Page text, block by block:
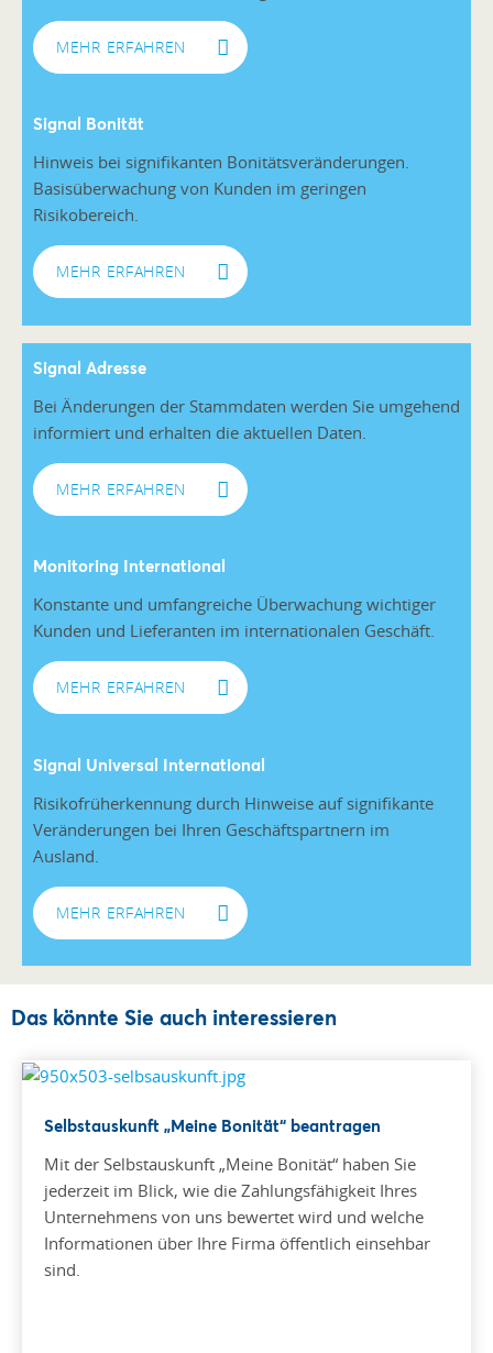
MEHR ERFAHREN
Signal Bonität
Hinweis bei signifikanten Bonitätsveränderungen.
Basisüberwachung von Kunden im geringen
Risikobereich.
MEHR ERFAHREN
Signal Adresse
Bei Änderungen der Stammdaten werden Sie umgehend
informiert und erhalten die aktuellen Daten.
MEHR ERFAHREN
Monitoring International
Konstante und umfangreiche Überwachung wichtiger
Kunden und Lieferanten im internationalen Geschäft.
MEHR ERFAHREN
Signal Universal International
Risikofrüherkennung durch Hinweise auf signifikante
Veränderungen bei Ihren Geschäftspartnern im
Ausland.
MEHR ERFAHREN
Das könnte Sie auch interessieren
Selbstauskunft „Meine Bonität“ beantragen
Mit der Selbstauskunft „Meine Bonität“ haben Sie
jederzeit im Blick, wie die Zahlungsfähigkeit Ihres
Unternehmens von uns bewertet wird und welche
Informationen über Ihre Firma öffentlich einsehbar
sind.